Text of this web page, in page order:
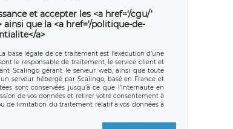
et accepter les <a href='/cgu/'
que la <a href='/politique-de-
a>
base légale de ce traitement est l’exécution d’une
le responsable de traitement, le service client et
Scalingo gérant le serveur web, ainsi que toute
serveur hébergé par Scalingo, basé en France et
sont conservées jusqu’à ce que l’Internaute en
de vos données et retirer votre consentement à
de limitation du traitement relatif à vos données à
pouvez exercer ces droits auprès du délégué à la
et est joignable à l’adresse mail suivante :